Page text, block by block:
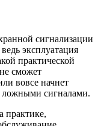
сигнализации
эксплуатация
практической
сможет
вовсе начнет
ложными сигналами.
практике,